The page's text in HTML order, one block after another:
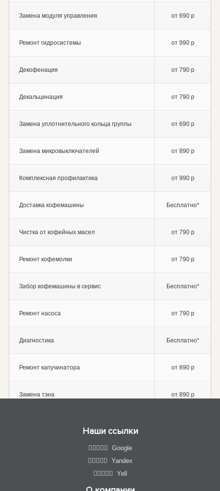
Замена модуля управления от 690 р
Ремонт гидросистемы от 990 р
Декофенация от 790 р
Декальцинация от 790 р
Замена уплотнительного кольца группы от 690 р
Замена микровыключателей от 890 р
Комплексная профилактика от 990 р
Доставка кофемашины Бесплатно*
Чистка от кофейных масел от 790 р
Ремонт кофемолки от 790 р
Забор кофемашины в сервис Бесплатно*
Ремонт насоса от 790 р
Диагностика Бесплатно*
Ремонт капучинатора от 890 р
Замена тэна от 890 р
Наши ссылки
Google
Yandex
Yell